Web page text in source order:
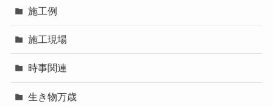
施工例
施工現場
時事関連
生き物万歳